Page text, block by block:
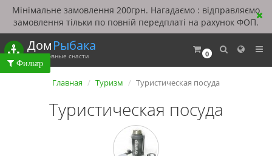
Мінімальне замовлення 200грн. Нагадаємо : відправляємо
замовлення тільки по повній передплаті на рахунок ФОП.
0
ДомРыбака
Рыболовные снасти
Главная Туризм Туристическая посуда
Туристическая посуда